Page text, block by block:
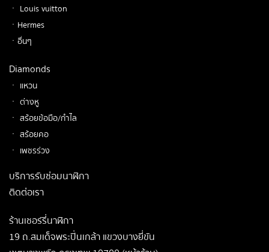
ㆍ Louis vuitton
ㆍHermes
ㆍอื่นๆ
Diamonds
ㆍ แหวน
ㆍ ต่างหู
ㆍ สร้อยข้อมือ/กำไล
ㆍ สร้อยคอ
ㆍ เพชรร่วง
บริการรับซ่อมนาฬิกา
ติดต่อเรา
ร้านเชอร์รี่นาฬิกา
19 ถ.สมเด็จพระปิ่นเกล้า แขวงบางยี่ขัน